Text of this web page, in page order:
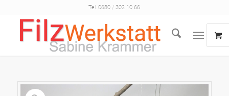
Tel. 0680 / 302 10 66